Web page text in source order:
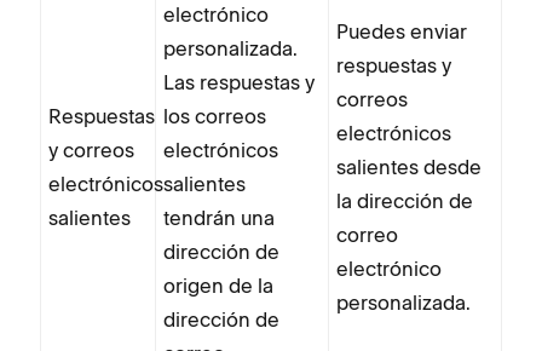
Respuestas
y correos
electrónicos
salientes
electrónico
personalizada.
Las respuestas y
los correos
electrónicos
salientes
tendrán una
dirección de
origen de la
dirección de
Puedes enviar
respuestas y
correos
electrónicos
salientes desde
la dirección de
correo
electrónico
personalizada.